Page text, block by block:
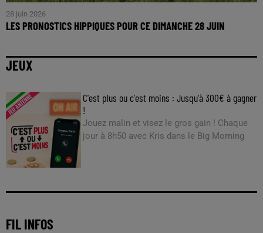
28 juin 2026
LES PRONOSTICS HIPPIQUES POUR CE DIMANCHE 28 JUIN
JEUX
C'est plus ou c'est moins : Jusqu'à 300€ à gagner
!
Jouez malin et visez le gros gain ! Chaque
jour à 8h50 avec Kris dans le Big Morning
FIL INFOS